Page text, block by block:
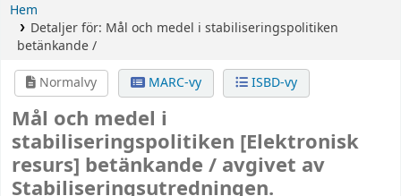
Hem
Detaljer för: Mål och medel i stabiliseringspolitiken
betänkande /
Normalvy
MARC-vy ISBD-vy
Mål och medel i
stabiliseringspolitiken [Elektronisk
resurs] betänkande / avgivet av
Stabiliseringsutredningen.